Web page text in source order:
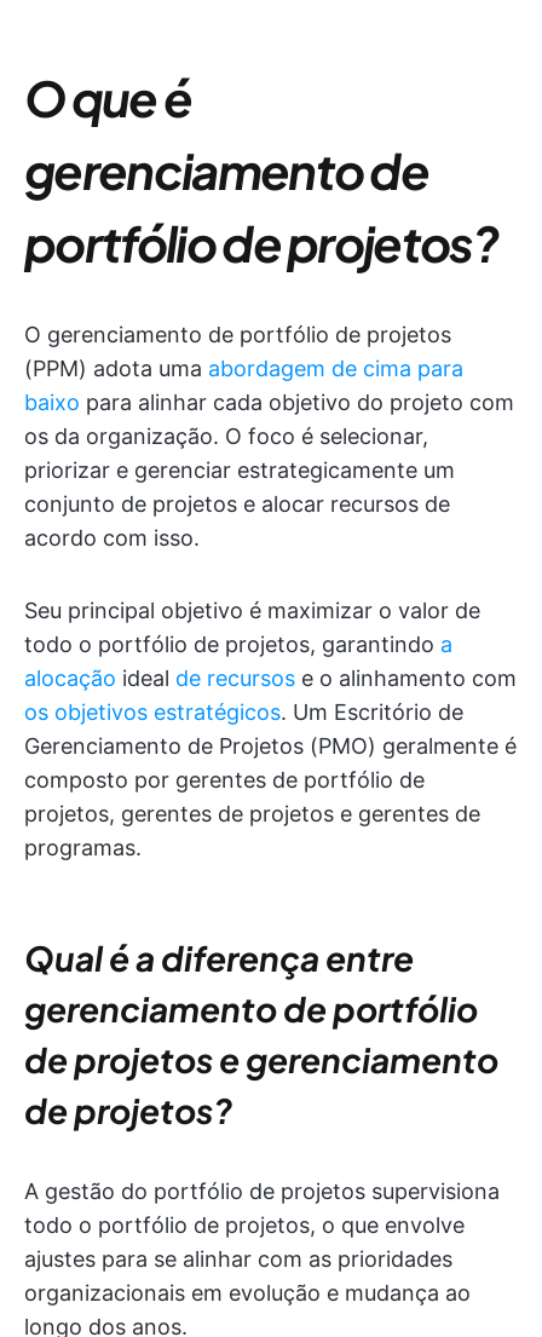
O que é
gerenciamento de
portfólio de projetos?
O gerenciamento de portfólio de projetos
(PPM) adota uma abordagem de cima para
baixo para alinhar cada objetivo do projeto com
os da organização. O foco é selecionar,
priorizar e gerenciar estrategicamente um
conjunto de projetos e alocar recursos de
acordo com isso.
Seu principal objetivo é maximizar o valor de
todo o portfólio de projetos, garantindo a
alocação ideal de recursos e o alinhamento com
os objetivos estratégicos. Um Escritório de
Gerenciamento de Projetos (PMO) geralmente é
composto por gerentes de portfólio de
projetos, gerentes de projetos e gerentes de
programas.
Qual é a diferença entre
gerenciamento de portfólio
de projetos e gerenciamento
de projetos?
A gestão do portfólio de projetos supervisiona
todo o portfólio de projetos, o que envolve
ajustes para se alinhar com as prioridades
organizacionais em evolução e mudança ao
longo dos anos.